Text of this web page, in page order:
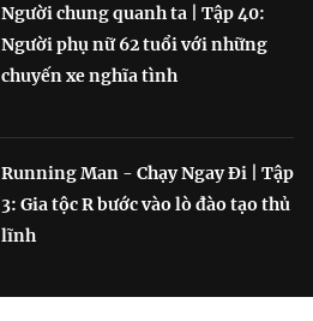
Người chung quanh ta | Tập 40:
Người phụ nữ 62 tuổi với những
chuyến xe nghĩa tình
Running Man - Chạy Ngay Đi | Tập
3: Gia tộc R bước vào lò đào tạo thủ
lĩnh